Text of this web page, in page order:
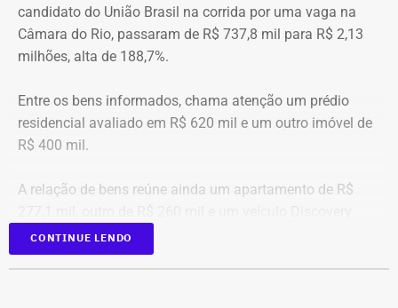
candidato do União Brasil na corrida por uma vaga na
Câmara do Rio, passaram de R$ 737,8 mil para R$ 2,13
milhões, alta de 188,7%.
Entre os bens informados, chama atenção um prédio
residencial avaliado em R$ 620 mil e um outro imóvel de
R$ 400 mil.
A relação de bens reúne ainda um apartamento de R$
D300, ano 2023, declarado por R$ 330 mil. Também
aparecem na lista cerca de R$ 177 mil em aplicações e
CONTINUE LENDO